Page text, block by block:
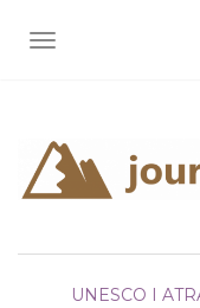
TOGGLE
UNESCO I